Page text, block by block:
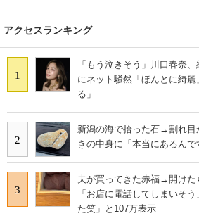
アクセスランキング
1
「もう泣きそう」川口春奈
にネット騒然「ほんとに綺
る」
2
新潟の海で拾った石→割れ
きの中身に「本当にあるんで
3
夫が買ってきた赤福→開け
「お店に電話してしまいそ
た笑」と107万表示